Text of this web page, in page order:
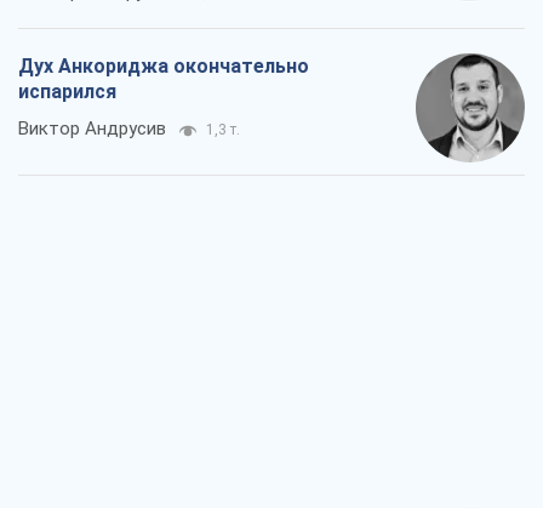
Дух Анкориджа окончательно
испарился
Виктор Андрусив 1,3 т.